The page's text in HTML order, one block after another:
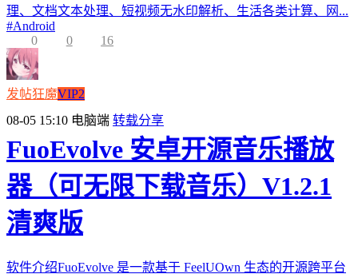
理、文档文本处理、短视频无水印解析、生活各类计算、网...
#Android
0
0 16
发帖狂魔VIP2
08-05 15:10 电脑端 转载分享
FuoEvolve 安卓开源音乐播放
器（可无限下载音乐）V1.2.1
清爽版
软件介绍FuoEvolve 是一款基于 FeelUOwn 生态的开源跨平台